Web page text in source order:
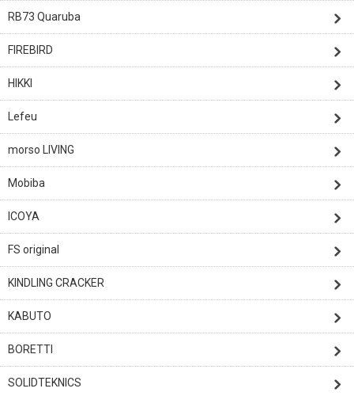
RB73 Quaruba
FIREBIRD
HIKKI
Lefeu
morso LIVING
Mobiba
ICOYA
FS original
KINDLING CRACKER
KABUTO
BORETTI
SOLIDTEKNICS